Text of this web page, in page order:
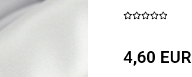
4,60 EUR